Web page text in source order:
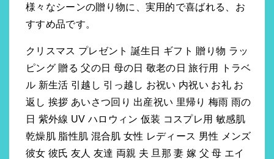
様々なシーンの贈り物に、実用的で喜ばれる、お
すすめ品です。
クリスマス プレゼント 誕生日 ギフト 贈り物 ラッ
ピング 贈る 父の日 母の日 敬老の日 旅行用 トラベ
ル 新生活 引越し 引っ越し お祝い 内祝い お礼 お
返し 挨拶 あいさつ回り 出産祝い 里帰り 梅雨 雨の
日 紫外線 UV ハロウィン 仮装 コスプレ用 敏感肌
乾燥肌 脂性肌 混合肌 女性 レディース 男性 メンズ
彼女 彼氏 友人 友達 両親 夫 旦那 妻 嫁 父 母 エイ